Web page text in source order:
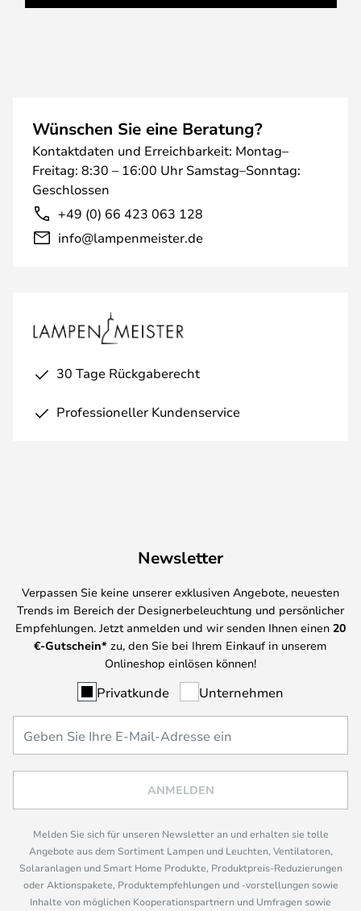
Wünschen Sie eine Beratung?
Kontaktdaten und Erreichbarkeit: Montag–
Freitag: 8:30 – 16:00 Uhr Samstag–Sonntag:
Geschlossen
+49 (0) 66 423 063 128
info@lampenmeister.de
30 Tage Rückgaberecht
Professioneller Kundenservice
Newsletter
Verpassen Sie keine unserer exklusiven Angebote, neuesten
Trends im Bereich der Designerbeleuchtung und persönlicher
Empfehlungen. Jetzt anmelden und wir senden Ihnen einen 20
€-Gutschein* zu, den Sie bei Ihrem Einkauf in unserem
Onlineshop einlösen können!
Privatkunde Unternehmen
ANMELDEN
Melden Sie sich für unseren Newsletter an und erhalten sie tolle
Angebote aus dem Sortiment Lampen und Leuchten, Ventilatoren,
Solaranlagen und Smart Home Produkte, Produktpreis-Reduzierungen
oder Aktionspakete, Produktempfehlungen und -vorstellungen sowie
Inhalte von möglichen Kooperationspartnern und Umfragen sowie